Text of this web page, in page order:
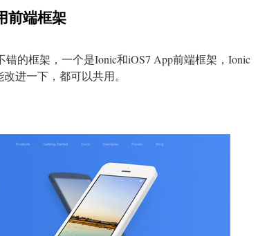
前端框架
的框架，一个是Ionic和iOS7 App前端框架，Ionic
进一下，都可以共用。